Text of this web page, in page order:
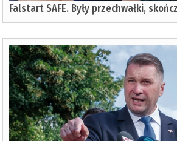
Falstart SAFE. Były przechwałki,